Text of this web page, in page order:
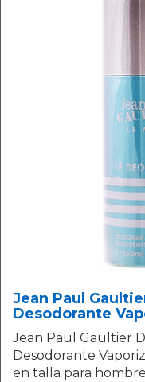
Jean Paul
Desodorante
Jean Paul Gaultier
Desodorante
en talla para